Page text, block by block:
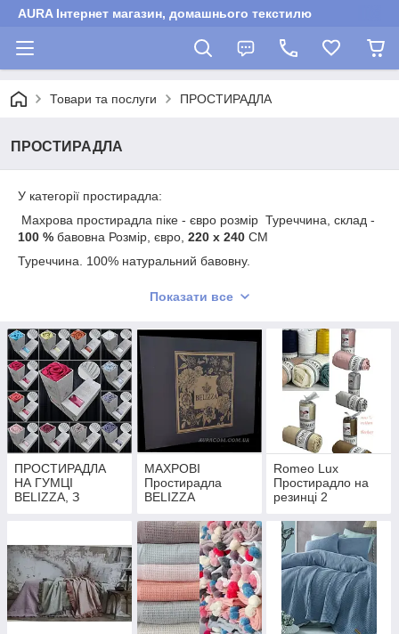
AURA Інтернет магазин, домашнього текстилю
Товари та послуги ПРОСТИРАДЛА
ПРОСТИРАДЛА
У категорії простирадла:
Махрова простирадла піке - євро розмір Туреччина, склад -
100 % бавовна Розмір, євро, 220 х 240 СМ
Туреччина. 100% натуральний бавовну.
160 х 200см.180 х 200
Показати все
ПРОСТИРАДЛА
НА ГУМЦІ
BELIZZA, З
МАХРОВІ
Простирадла
BELIZZA
Romeo Lux
Простирадло на
резинці 2
сатин, сатин
страйп.